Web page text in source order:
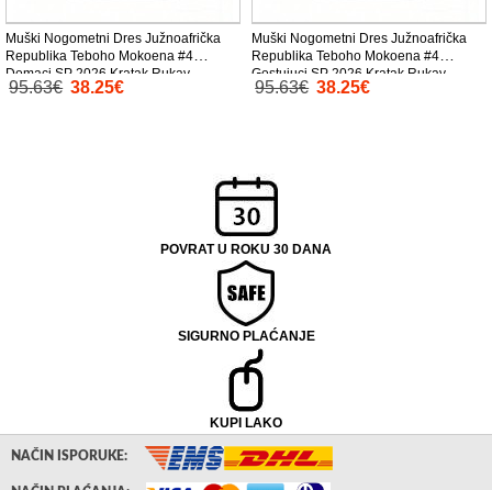
Muški Nogometni Dres Južnoafrička
Republika Teboho Mokoena #4
Domaci SP 2026 Kratak Rukav
95.63€ 38.25€
Muški Nogometni Dres Južnoafrička
Republika Teboho Mokoena #4
Gostujuci SP 2026 Kratak Rukav
95.63€ 38.25€
POVRAT U ROKU 30 DANA
SIGURNO PLAĆANJE
KUPI LAKO
NAČIN ISPORUKE: